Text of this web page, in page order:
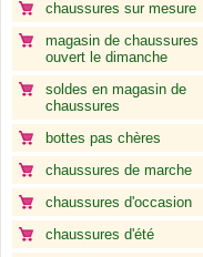
chaussures sur mesure
magasin de chaussures
ouvert le dimanche
soldes en magasin de
chaussures
bottes pas chères
chaussures de marche
chaussures d'occasion
chaussures d'été